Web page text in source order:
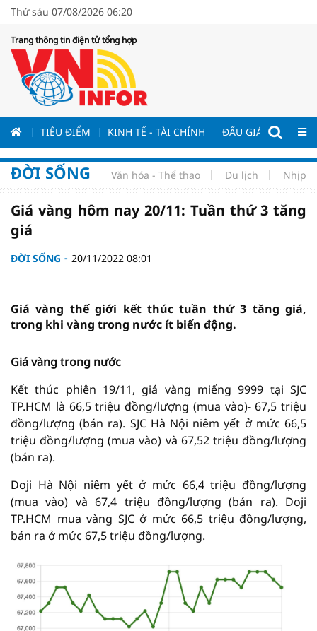
Thứ sáu 07/08/2026 06:20
Trang thông tin điện tử tổng hợp
TIÊU ĐIỂM KINH TẾ - TÀI CHÍNH ĐẤU GIÁ - ĐẤU
ĐỜI SỐNG Văn hóa - Thể thao Du lịch Nhịp
Giá vàng hôm nay 20/11: Tuần thứ 3 tăng
giá
ĐỜI SỐNG 20/11/2022 08:01
Giá vàng thế giới kết thúc tuần thứ 3 tăng giá,
trong khi vàng trong nước ít biến động.
Giá vàng trong nước
Kết thúc phiên 19/11, giá vàng miếng 9999 tại SJC
TP.HCM là 66,5 triệu đồng/lượng (mua vào)- 67,5 triệu
đồng/lượng (bán ra). SJC Hà Nội niêm yết ở mức 66,5
triệu đồng/lượng (mua vào) và 67,52 triệu đồng/lượng
(bán ra).
Doji Hà Nội niêm yết ở mức 66,4 triệu đồng/lượng
(mua vào) và 67,4 triệu đồng/lượng (bán ra). Doji
TP.HCM mua vàng SJC ở mức 66,5 triệu đồng/lượng,
bán ra ở mức 67,5 triệu đồng/lượng.